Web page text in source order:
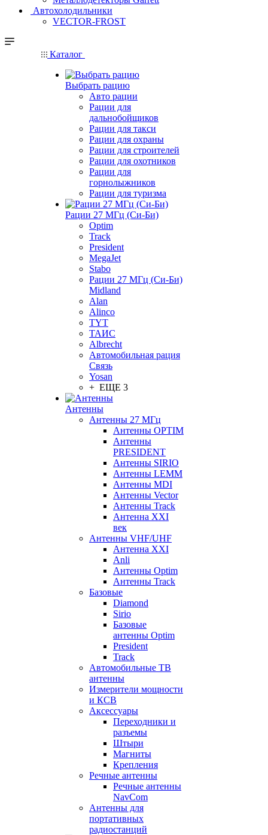
Автохолодильники
VECTOR-FROST
Каталог
Выбрать рацию
Авто рации
Рации для
дальнобойщиков
Рации для такси
Рации для охраны
Рации для строителей
Рации для охотников
Рации для
горнолыжников
Рации для туризма
Рации 27 МГц (Си-Би)
Optim
Track
President
MegaJet
Stabo
Рации 27 МГц (Си-Би)
Midland
Alan
Alinco
TYT
ТАИС
Albrecht
Автомобильная рация
Связь
Yosan
+ ЕЩЕ 3
Антенны
Антенны 27 МГц
Антенны OPTIM
Антенны
PRESIDENT
Антенны SIRIO
Антенны LEMM
Антенны MDI
Антенны Vector
Антенны Track
Антенна XXI
век
Антенны VHF/UHF
Антенна XXI
Anli
Антенны Optim
Антенны Track
Базовые
Diamond
Sirio
Базовые
антенны Optim
President
Track
Автомобильные ТВ
антенны
Измерители мощности
и КСВ
Аксессуары
Переходники и
разъемы
Штыри
Магниты
Крепления
Речные антенны
Речные антенны
NavCom
Антенны для
портативных
радиостанций